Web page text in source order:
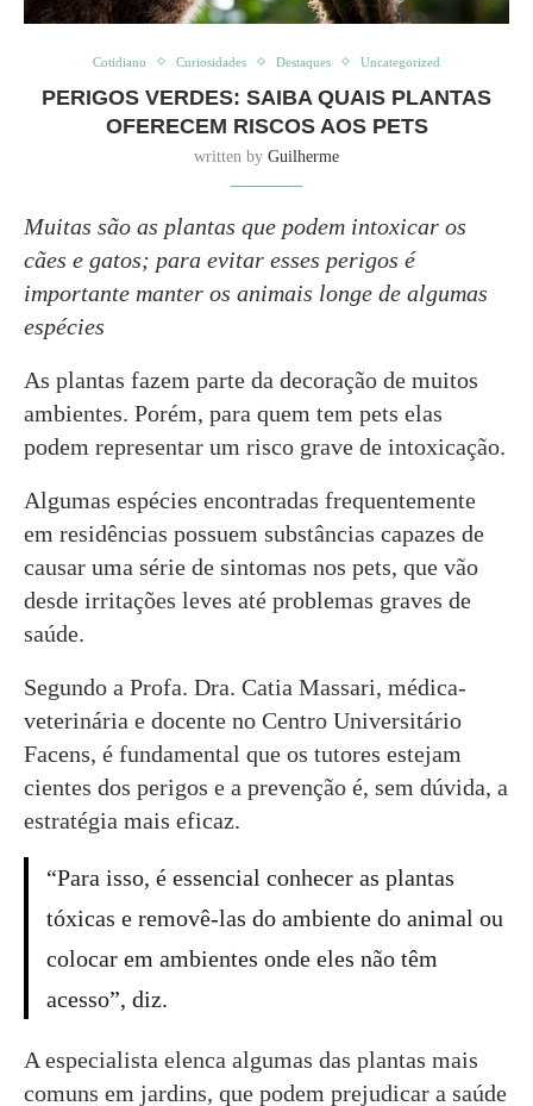
Cotidiano Curiosidades Destaques Uncategorized
PERIGOS VERDES: SAIBA QUAIS PLANTAS
OFERECEM RISCOS AOS PETS
written by Guilherme
Muitas são as plantas que podem intoxicar os
cães e gatos; para evitar esses perigos é
importante manter os animais longe de algumas
espécies
As plantas fazem parte da decoração de muitos
ambientes. Porém, para quem tem pets elas
podem representar um risco grave de intoxicação.
Algumas espécies encontradas frequentemente
em residências possuem substâncias capazes de
causar uma série de sintomas nos pets, que vão
desde irritações leves até problemas graves de
saúde.
Segundo a Profa. Dra. Catia Massari, médica-
veterinária e docente no Centro Universitário
Facens, é fundamental que os tutores estejam
cientes dos perigos e a prevenção é, sem dúvida, a
estratégia mais eficaz.
“Para isso, é essencial conhecer as plantas
tóxicas e removê-las do ambiente do animal ou
colocar em ambientes onde eles não têm
acesso”, diz.
A especialista elenca algumas das plantas mais
comuns em jardins, que podem prejudicar a saúde